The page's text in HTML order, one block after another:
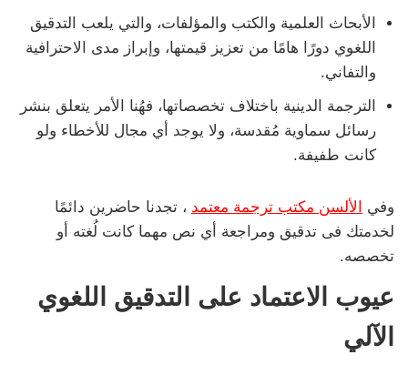
الأبحاث العلمية والكتب والمؤلفات، والتي يلعب التدقيق
اللغوي دورًا هامًا من تعزيز قيمتها، وإبراز مدى الاحترافية
والتفاني.
الترجمة الدينية باختلاف تخصصاتها، فهُنا الأمر يتعلق بنشر
رسائل سماوية مُقدسة، ولا يوجد أي مجال للأخطاء ولو
كانت طفيفة.
وفي الألسن مكتب ترجمة معتمد ، تجدنا حاضرين دائمًا
لخدمتك فى تدقيق ومراجعة أي نص مهما كانت لُغته أو
تخصصه.
عيوب الاعتماد على التدقيق اللغوي
الآلي